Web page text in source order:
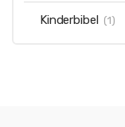
Kinderbibel (1)